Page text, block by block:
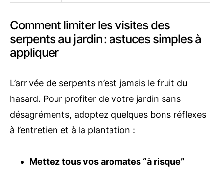
Comment limiter les visites des
serpents au jardin : astuces simples à
appliquer
L’arrivée de serpents n’est jamais le fruit du
hasard. Pour profiter de votre jardin sans
désagréments, adoptez quelques bons réflexes
à l’entretien et à la plantation :
Mettez tous vos aromates “à risque”